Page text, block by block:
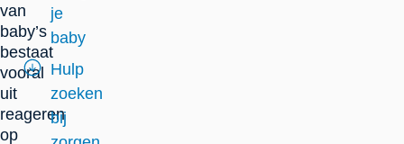
van
baby’s
bestaat
vooral
uit
reageren
op
je
baby
Hulp
zoeken
bij